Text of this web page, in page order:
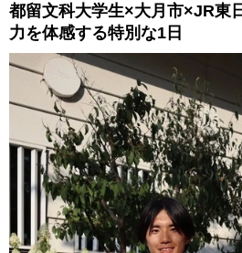
都留文科大学生×大月市×JR東
力を体感する特別な1日